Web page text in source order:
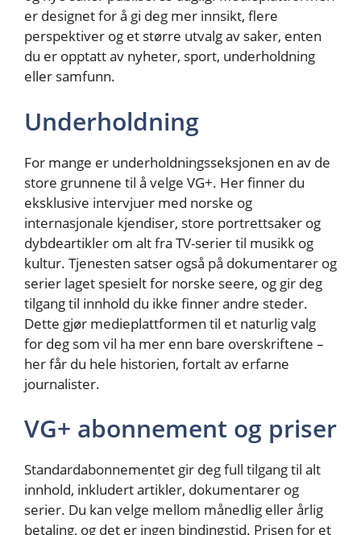
er designet for å gi deg mer innsikt, flere
perspektiver og et større utvalg av saker, enten
du er opptatt av nyheter, sport, underholdning
eller samfunn.
Underholdning
For mange er underholdningsseksjonen en av de
store grunnene til å velge VG+. Her finner du
eksklusive intervjuer med norske og
internasjonale kjendiser, store portrettsaker og
dybdeartikler om alt fra TV-serier til musikk og
kultur. Tjenesten satser også på dokumentarer og
serier laget spesielt for norske seere, og gir deg
tilgang til innhold du ikke finner andre steder.
Dette gjør medieplattformen til et naturlig valg
for deg som vil ha mer enn bare overskriftene –
her får du hele historien, fortalt av erfarne
journalister.
VG+ abonnement og priser
Standardabonnementet gir deg full tilgang til alt
innhold, inkludert artikler, dokumentarer og
serier. Du kan velge mellom månedlig eller årlig
betaling, og det er ingen bindingstid. Prisen for et